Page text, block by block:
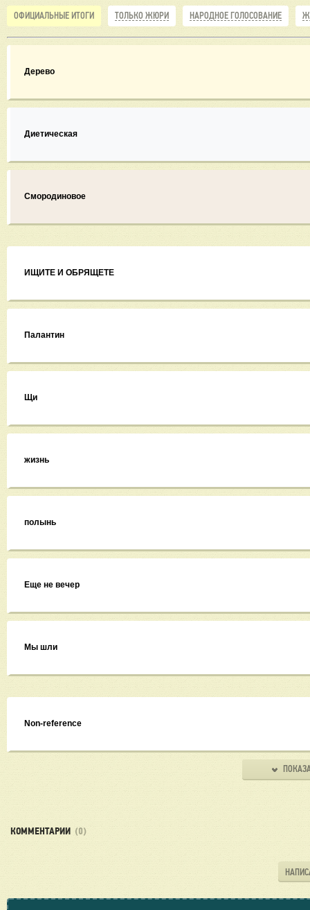
ОФИЦИАЛЬНЫЕ ИТОГИ ТОЛЬКО ЖЮРИ НАРОДНОЕ ГОЛОСОВАНИЕ
Дерево
Диетическая
Смородиновое
ИЩИТЕ И ОБРЯЩЕТЕ
Палантин
Щи
жизнь
полынь
Еще не вечер
Мы шли
Non-reference
КОММЕНТАРИИ (0)